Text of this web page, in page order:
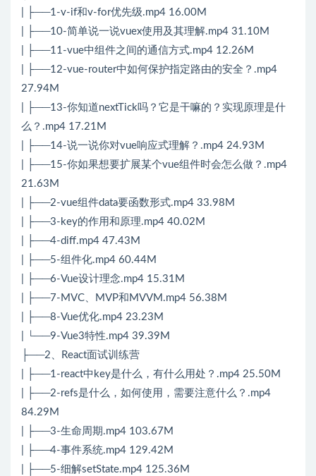
| ├──1-v-if和v-for优先级.mp4 16.00M
| ├──10-简单说一说vuex使用及其理解.mp4 31.10M
| ├──11-vue中组件之间的通信方式.mp4 12.26M
| ├──12-vue-router中如何保护指定路由的安全？.mp4
27.94M
| ├──13-你知道nextTick吗？它是干嘛的？实现原理是什
么？.mp4 17.21M
| ├──14-说一说你对vue响应式理解？.mp4 24.93M
| ├──15-你如果想要扩展某个vue组件时会怎么做？.mp4
21.63M
| ├──2-vue组件data要函数形式.mp4 33.98M
| ├──3-key的作用和原理.mp4 40.02M
| ├──4-diff.mp4 47.43M
| ├──5-组件化.mp4 60.44M
| ├──6-Vue设计理念.mp4 15.31M
| ├──7-MVC、MVP和MVVM.mp4 56.38M
| ├──8-Vue优化.mp4 23.23M
| └──9-Vue3特性.mp4 39.39M
├──2、React面试训练营
| ├──1-react中key是什么，有什么用处？.mp4 25.50M
| ├──2-refs是什么，如何使用，需要注意什么？.mp4
84.29M
| ├──3-生命周期.mp4 103.67M
| ├──4-事件系统.mp4 129.42M
| ├──5-细解setState.mp4 125.36M